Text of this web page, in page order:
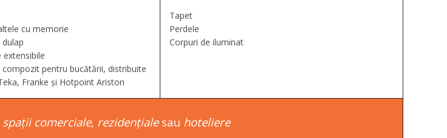
cu memorie
extensibile
pentru bucătării, distribuite
Franke și Hotpoint Ariston
Tapet
Perdele
Corpuri de iluminat
spații comerciale, rezidențialesau hoteliere